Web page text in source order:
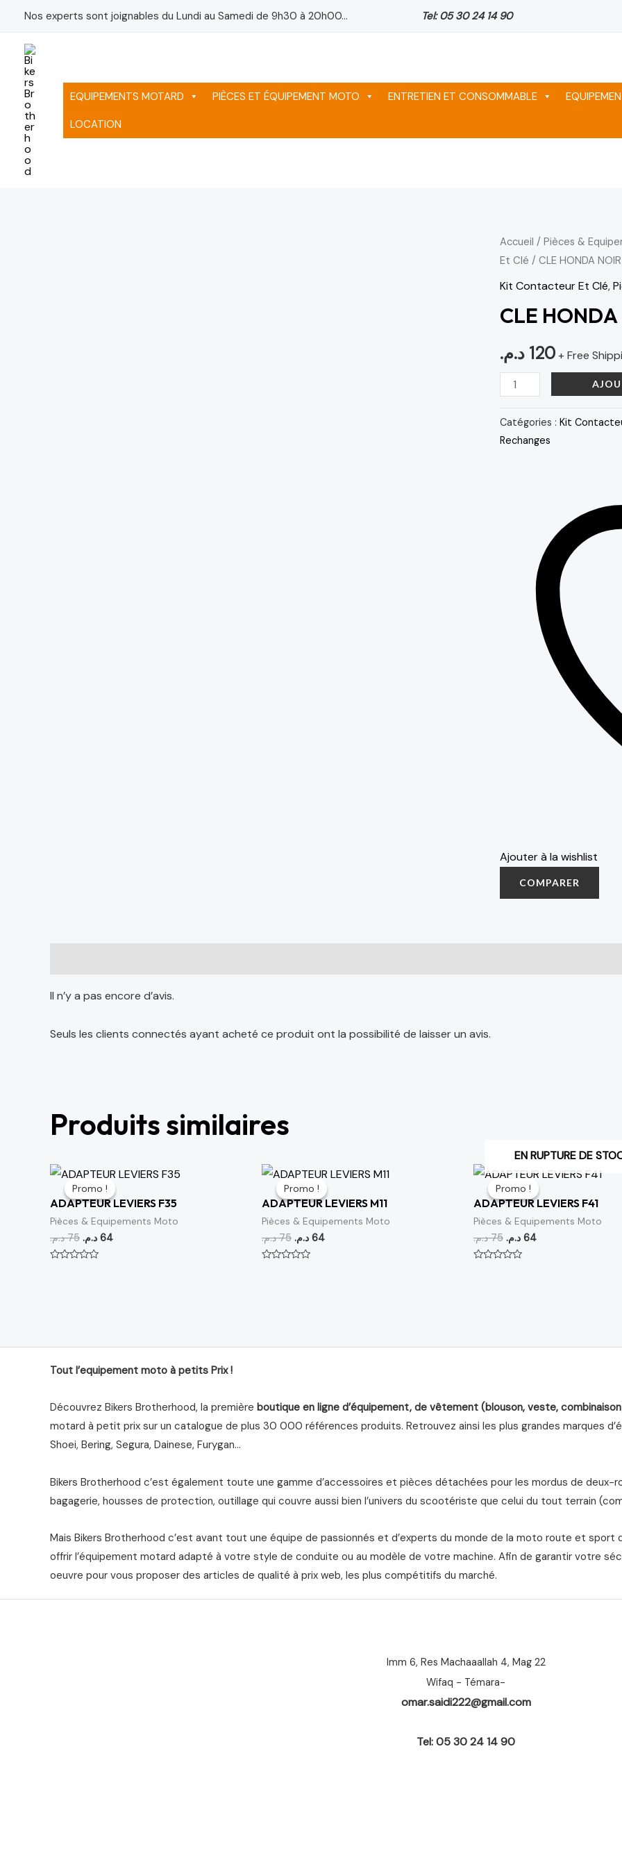
contenu
Nos experts sont joignables du Lundi au Samedi de 9h30 à 20h00... Tel: 05 30 24 14 90
EQUIPEMENTS MOTARD PIÈCES ET ÉQUIPEMENT MOTO ENTRETIEN ET CONSOMMABLE
LOCATION
Accueil / Pièces &
Et Clé / CLE HONDA
Kit Contacteur Et Clé,
CLE
120 د.م. + Free
quantité
de
CLE
NOIR
BRONZE
Catégories : Kit
Rechanges
Ajouter à la wishlist
COMPARER
Il n’y a pas encore d’avis.
Seuls les clients connectés ayant acheté ce produit ont la possibilité de laisser un avis.
Produits similaires
Promo !
Promo !
ADAPTEUR LEVIERS F35
Pièces & Equipements Moto
75 د.م.
Le
prix
initial
était :
75 د.م..
64 د.م.
Le
prix
actuel
est :
64 د.م..
Promo !
Promo !
ADAPTEUR LEVIERS M11
Pièces & Equipements Moto
75 د.م.
Le
prix
initial
était :
75 د.م..
64 د.م.
Le
prix
actuel
est :
64 د.م..
Promo !
EN RUPTURE DE
Promo !
ADAPTEUR LEVIERS F41
Pièces & Equipements Moto
75 د.م.
Le
prix
initial
était :
75 د.م..
64 د.م.
Le
prix
actuel
est :
64 د.م..
Tout l’equipement moto à petits Prix !
Découvrez Bikers Brotherhood, la première boutique en ligne d’équipement, de vêtement (blouson, veste,
motard à petit prix sur un catalogue de plus 30 000 références produits. Retrouvez ainsi les plus grandes marques
Shoei, Bering, Segura, Dainese, Furygan…
Bikers Brotherhood c’est également toute une gamme d’accessoires et pièces détachées pour les mordus de
bagagerie, housses de protection, outillage qui couvre aussi bien l’univers du scootériste que celui du tout terrain
Mais Bikers Brotherhood c’est avant tout une équipe de passionnés et d’experts du monde de la moto route et
offrir l’équipement motard adapté à votre style de conduite ou au modèle de votre machine. Afin de garantir votre
oeuvre pour vous proposer des articles de qualité à prix web, les plus compétitifs du marché.
Imm 6, Res Machaaallah 4, Mag 22
Wifaq - Témara-
omar.saidi222@gmail.com
Tel: 05 30 24 14 90